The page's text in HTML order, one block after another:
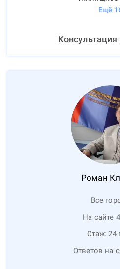
Ещё
Консультация
Роман
Все
На сайте
Стаж: 24
Ответов на